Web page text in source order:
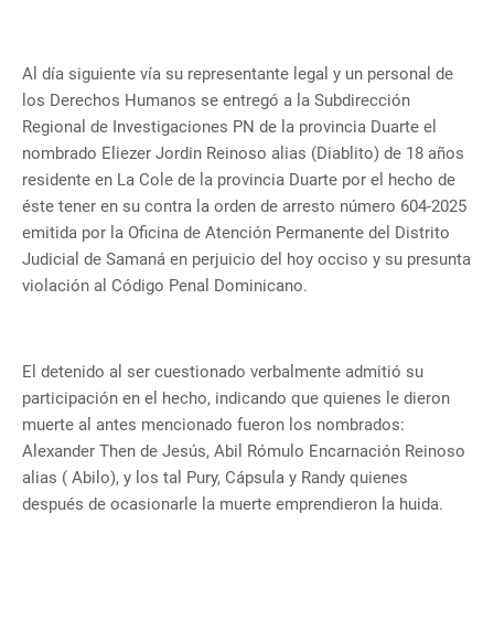
Al día siguiente vía su representante legal y un personal de
los Derechos Humanos se entregó a la Subdirección
Regional de Investigaciones PN de la provincia Duarte el
nombrado Eliezer Jordin Reinoso alias (Diablito) de 18 años
residente en La Cole de la provincia Duarte por el hecho de
éste tener en su contra la orden de arresto número 604-2025
emitida por la Oficina de Atención Permanente del Distrito
Judicial de Samaná en perjuicio del hoy occiso y su presunta
violación al Código Penal Dominicano.
El detenido al ser cuestionado verbalmente admitió su
participación en el hecho, indicando que quienes le dieron
muerte al antes mencionado fueron los nombrados:
Alexander Then de Jesús, Abil Rómulo Encarnación Reinoso
alias ( Abilo), y los tal Pury, Cápsula y Randy quienes
después de ocasionarle la muerte emprendieron la huida.